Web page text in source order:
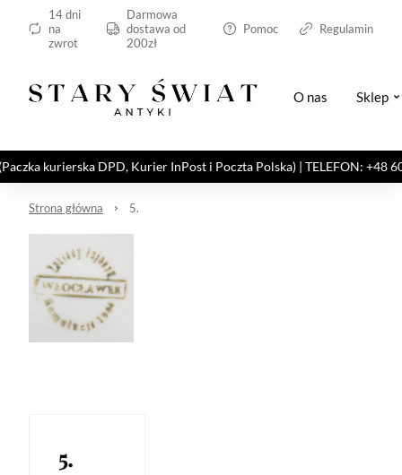
14 dni
na
zwrot
Darmowa
dostawa od
200zł
Pomoc Regulamin
O nas Sklep
kurierska DPD, Kurier InPost i Poczta Polska) | TELEFON: +48
Strona główna 5.
5.